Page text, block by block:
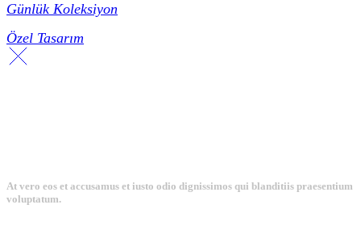
Günlük Koleksiyon
Özel Tasarım
At vero eos et accusamus et iusto odio dignissimos qui blanditiis praesentium
voluptatum.